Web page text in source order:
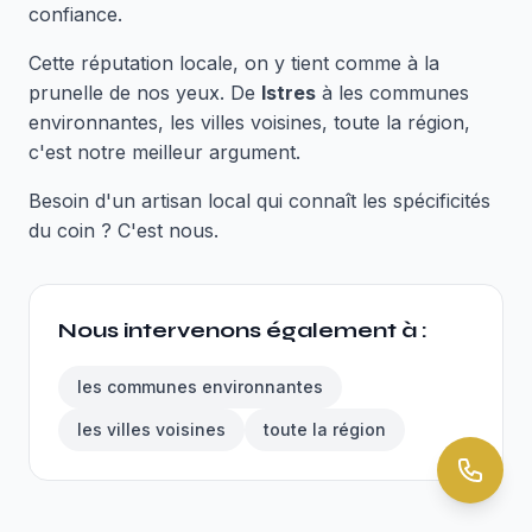
confiance.
Cette réputation locale, on y tient comme à la
prunelle de nos yeux. De Istres à les communes
environnantes, les villes voisines, toute la région,
c'est notre meilleur argument.
Besoin d'un artisan local qui connaît les spécificités
du coin ? C'est nous.
Nous intervenons également à :
les communes environnantes
les villes voisines toute la région